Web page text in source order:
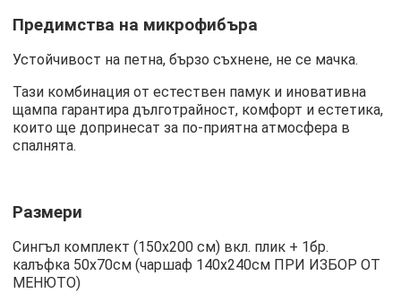
Предимства на микрофибъра
Устойчивост на петна, бързо съхнене, не се мачка.
Тази комбинация от естествен памук и иновативна
щампа гарантира дълготрайност, комфорт и естетика,
които ще допринесат за по-приятна атмосфера в
спалнята.
Размери
Сингъл комплект (150х200 см) вкл. плик + 1бр.
калъфка 50х70см (чаршаф 140х240см ПРИ ИЗБОР ОТ
МЕНЮТО)